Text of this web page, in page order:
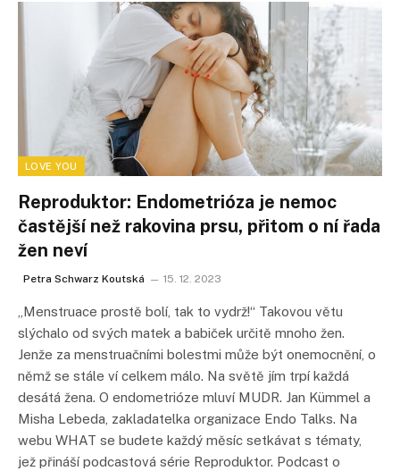
LOVE YOU
Reproduktor: Endometrióza je nemoc
častější než rakovina prsu, přitom o ní řada
žen neví
Petra Schwarz Koutská 15. 12. 2023
„Menstruace prostě bolí, tak to vydrž!“ Takovou větu
slýchalo od svých matek a babiček určitě mnoho žen.
Jenže za menstruačními bolestmi může být onemocnění, o
němž se stále ví celkem málo. Na světě jím trpí každá
desátá žena. O endometrióze mluví MUDR. Jan Kümmel a
Misha Lebeda, zakladatelka organizace Endo Talks. Na
webu WHAT se budete každý měsíc setkávat s tématy,
jež přináší podcastová série Reproduktor. Podcast o